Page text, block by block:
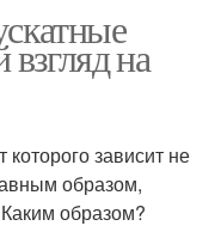
на
зависит не
образом,
образом?